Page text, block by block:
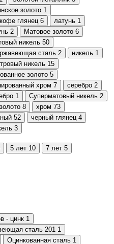
золото 1
кофе глянец 6 латунь 1
2 Матовое золото 6
никель 50
сталь 2 никель 1
никель 15
золото 5
хром 7 серебро 2
1 Суперматовый никель 2
8 хром 73
52 черный глянец 4
3
5 лет 10 7 лет 5
- цинк 1
сталь 201 1
Оцинкованная сталь 1